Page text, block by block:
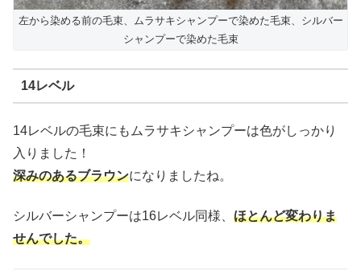
左から染める前の毛束、ムラサキシャンプーで染めた毛束、シルバー
シャンプーで染めた毛束
14レベル
14レベルの毛束にもムラサキシャンプーは色がしっかり
入りました！
深みのあるブラウンになりましたね。
シルバーシャンプーは16レベル同様、 ほとんど変わりま
せんでした。